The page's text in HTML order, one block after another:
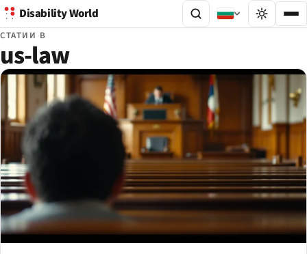
Disability World
СТАТИИ В
us-law